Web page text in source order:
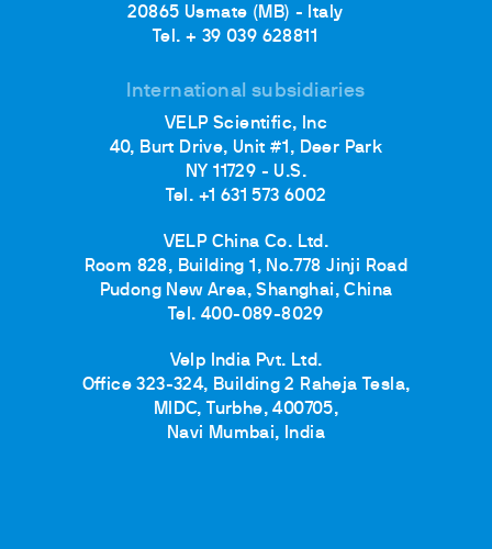
20865 Usmate (MB) - Italy
Tel. + 39 039 628811
International subsidiaries
VELP Scientific, Inc
40, Burt Drive, Unit #1, Deer Park
NY 11729 - U.S.
Tel. +1 631 573 6002
VELP China Co. Ltd.
Room 828, Building 1, No.778 Jinji Road
Pudong New Area, Shanghai, China
Tel. 400-089-8029
Velp India Pvt. Ltd.
Office 323-324, Building 2 Raheja Tesla,
MIDC, Turbhe, 400705,
Navi Mumbai, India